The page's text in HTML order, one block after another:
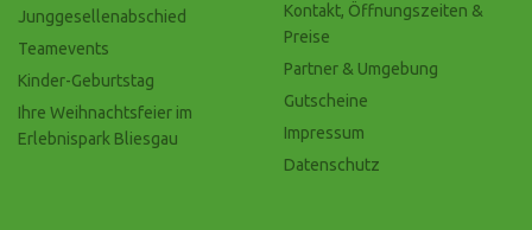
Junggesellenabschied
Teamevents
Kinder-Geburtstag
Ihre Weihnachtsfeier im
Erlebnispark Bliesgau
Kontakt, Öffnungszeiten &
Preise
Partner & Umgebung
Gutscheine
Impressum
Datenschutz